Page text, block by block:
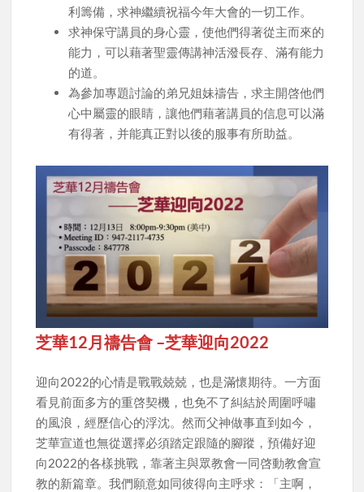
利籌備，求神繼續祝福今年大會的一切工作。
求神保守講員的身心靈，使他們得著從主而來的
能力，可以藉著聖靈傳講神活潑長存、滿有能力
的道。
為參加專題討論的弟兄姐妹禱告，求主開啓他們
心中屬靈的眼睛，讓他們藉著講員的信息可以滿
有得著，并能真正對以後的服事有所助益。
芝華12月禱告會 –芝華迎向2022
迎向2022的心情是戰戰兢兢，也是滿懷期待。一方面
看見前面多方的重啓契機，也免不了糾結於周圍呼嘯
的風浪，經歷信心的浮沈。然而父神做事直到如今，
芝華宣道也無從選擇必須踏定跟隨的腳蹤，預備好迎
向2022的各樣挑戰，靠著主與眾教會一同啓動教會宣
教的新篇章。我們願意如同彼得向主呼求：「主啊，